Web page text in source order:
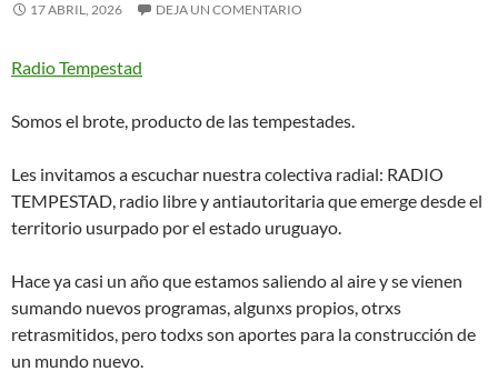
17 ABRIL, 2026 DEJA UN COMENTARIO
Radio Tempestad
Somos el brote, producto de las tempestades.
Les invitamos a escuchar nuestra colectiva radial: RADIO
TEMPESTAD, radio libre y antiautoritaria que emerge desde el
territorio usurpado por el estado uruguayo.
Hace ya casi un año que estamos saliendo al aire y se vienen
sumando nuevos programas, algunxs propios, otrxs
retrasmitidos, pero todxs son aportes para la construcción de
un mundo nuevo.